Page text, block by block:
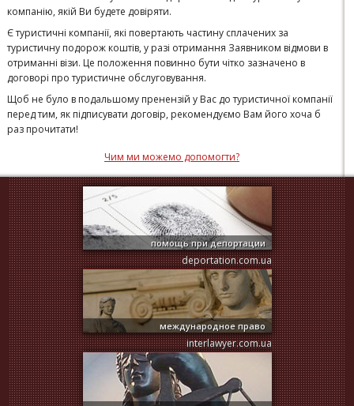
компанію, якій Ви будете довіряти.
Є туристичні компанії, які повертають частину сплачених за
туристичну подорож коштів, у разі отримання Заявником відмови в
отриманні візи. Це положення повинно бути чітко зазначено в
договорі про туристичне обслуговування.
Щоб не було в подальшому пренензій у Вас до туристичної компанії
перед тим, як підписувати договір, рекомендуємо Вам його хоча б
раз прочитати!
Чим ми можемо допомогти?
помощь при депортации
deportation.com.ua
международное право
interlawyer.com.ua